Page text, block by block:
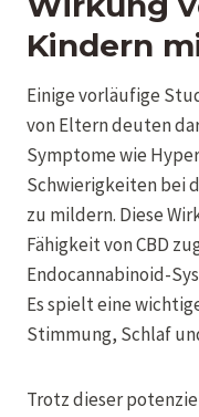
Kindern
Einige vorläufige
von Eltern deuten
Symptome wie
Schwierigkeiten bei
zu mildern. Diese
Fähigkeit von CBD
Endocannabinoid-
Es spielt eine
Stimmung, Schlaf
Trotz dieser